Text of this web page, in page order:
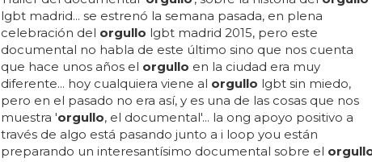
Tráiler del documental 'orgullo', sobre la historia delorgullo
lgbt madrid... se estrenó la semana pasada, en plena
celebración del orgullolgbt madrid 2015, pero este
documental no habla de este último sino que nos cuenta
que hace unos años elorgulloen la ciudad era muy
diferente... hoy cualquiera viene alorgullolgbt sin miedo,
pero en el pasado no era así, y es una de las cosas que nos
muestra ' orgullo, el documental'... la ong apoyo positivo a
través de algo está pasando junto a i loop you están